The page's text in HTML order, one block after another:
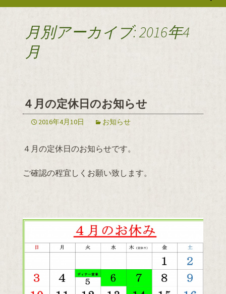
月別アーカイブ: 2016年4
月
４月の定休日のお知らせ
2016年4月10日 お知らせ
４月の定休日のお知らせです。
ご確認の程宜しくお願い致します。